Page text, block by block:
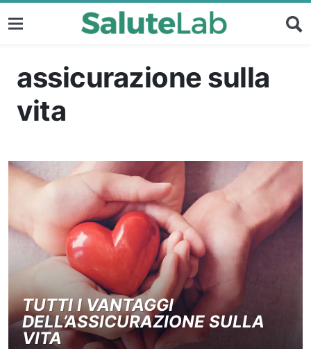
assicurazione sulla
vita
TUTTI I VANTAGGI
DELL’ASSICURAZIONE SULLA
VITA